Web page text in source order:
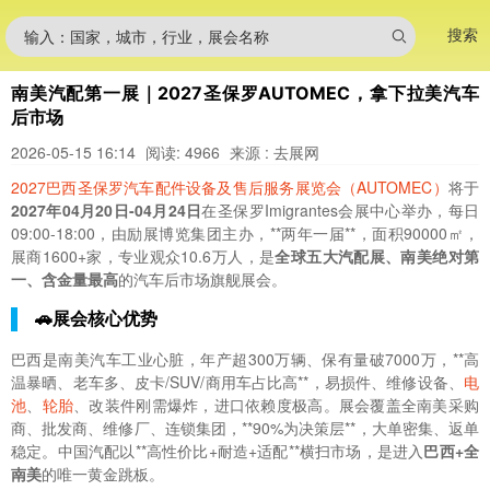
输入：国家，城市，行业，展会名称 搜索
南美汽配第一展｜2027圣保罗AUTOMEC，拿下拉美汽车
后市场
2026-05-15 16:14 阅读: 4966 来源 : 去展网
2027巴西圣保罗汽车配件设备及售后服务展览会（AUTOMEC） 将于
2027年04月20日-04月24日在圣保罗Imigrantes会展中心举办，每日
09:00-18:00，由励展博览集团主办，**两年一届**，面积90000㎡，
展商1600+家，专业观众10.6万人，是全球五大汽配展、南美绝对第
一、含金量最高的汽车后市场旗舰展会。
🚗展会核心优势
巴西是南美汽车工业心脏，年产超300万辆、保有量破7000万，**高
温暴晒、老车多、皮卡/SUV/商用车占比高**，易损件、维修设备、 电
池、 轮胎、改装件刚需爆炸，进口依赖度极高。展会覆盖全南美采购
商、批发商、维修厂、连锁集团，**90%为决策层**，大单密集、返单
稳定。中国汽配以**高性价比+耐造+适配**横扫市场，是进入巴西+全
南美的唯一黄金跳板。